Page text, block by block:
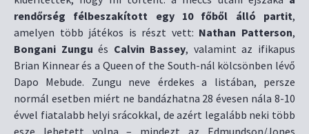
rendőrség félbeszakított egy 10 főből álló partit,
amelyen több játékos is részt vett: Nathan Patterson,
Bongani Zungu és Calvin Bassey, valamint az ifikapus
Brian Kinnear és a Queen of the South-nál kölcsönben lévő
Dapo Mebude. Zungu neve érdekes a listában, persze
normál esetben miért ne bandázhatna 28 évesen nála 8-10
évvel fiatalabb helyi srácokkal, de azért legalább neki több
esze lehetett volna – mindezt az Edmundson/Jones